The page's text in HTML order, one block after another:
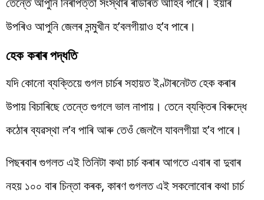
উপৰিও আপুনি জেলৰ সন্মুখীন হ’বলগীয়াও হ’ব পাৰে।
হেক কৰাৰ পদ্ধতি
যদি কোনো ব্যক্তিয়ে গুগল চাৰ্চৰ সহায়ত ইণ্টাৰনেটত হেক কৰাৰ
উপায় বিচাৰিছে তেন্তে গুগলে ভাল নাপায়। তেনে ব্যক্তিৰ বিৰুদ্ধে
কঠোৰ ব্যৱস্থা ল’ব পাৰি আৰু তেওঁ জেললৈ যাবলগীয়া হ’ব পাৰে।
পিছৰবাৰ গুগলত এই তিনিটা কথা চাৰ্চ কৰাৰ আগতে এবাৰ বা দুবাৰ
নহয় ১০০ বাৰ চিন্তা কৰক, কাৰণ গুগলত এই সকলোবোৰ কথা চাৰ্চ